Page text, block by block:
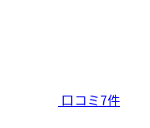
口コミ7件